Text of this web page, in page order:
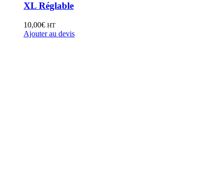
XL Réglable
10,00€ HT
Ajouter au devis